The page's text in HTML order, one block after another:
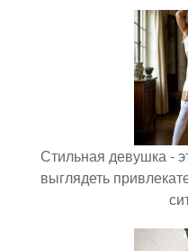
Стильная девушка -
выглядеть